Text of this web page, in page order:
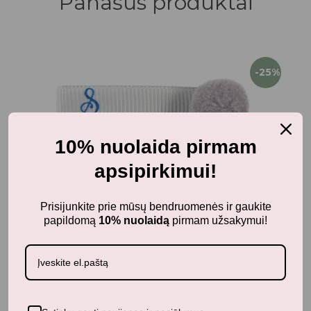
-25%
10% nuolaida pirmam
apsipirkimui!
Prisijunkite prie mūsų bendruomenės ir gaukite
papildomą 10% nuolaidą pirmam užsakymui!